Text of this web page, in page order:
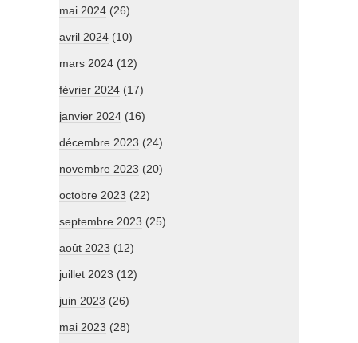
mai 2024 (26)
avril 2024 (10)
mars 2024 (12)
février 2024 (17)
janvier 2024 (16)
décembre 2023 (24)
novembre 2023 (20)
octobre 2023 (22)
septembre 2023 (25)
août 2023 (12)
juillet 2023 (12)
juin 2023 (26)
mai 2023 (28)